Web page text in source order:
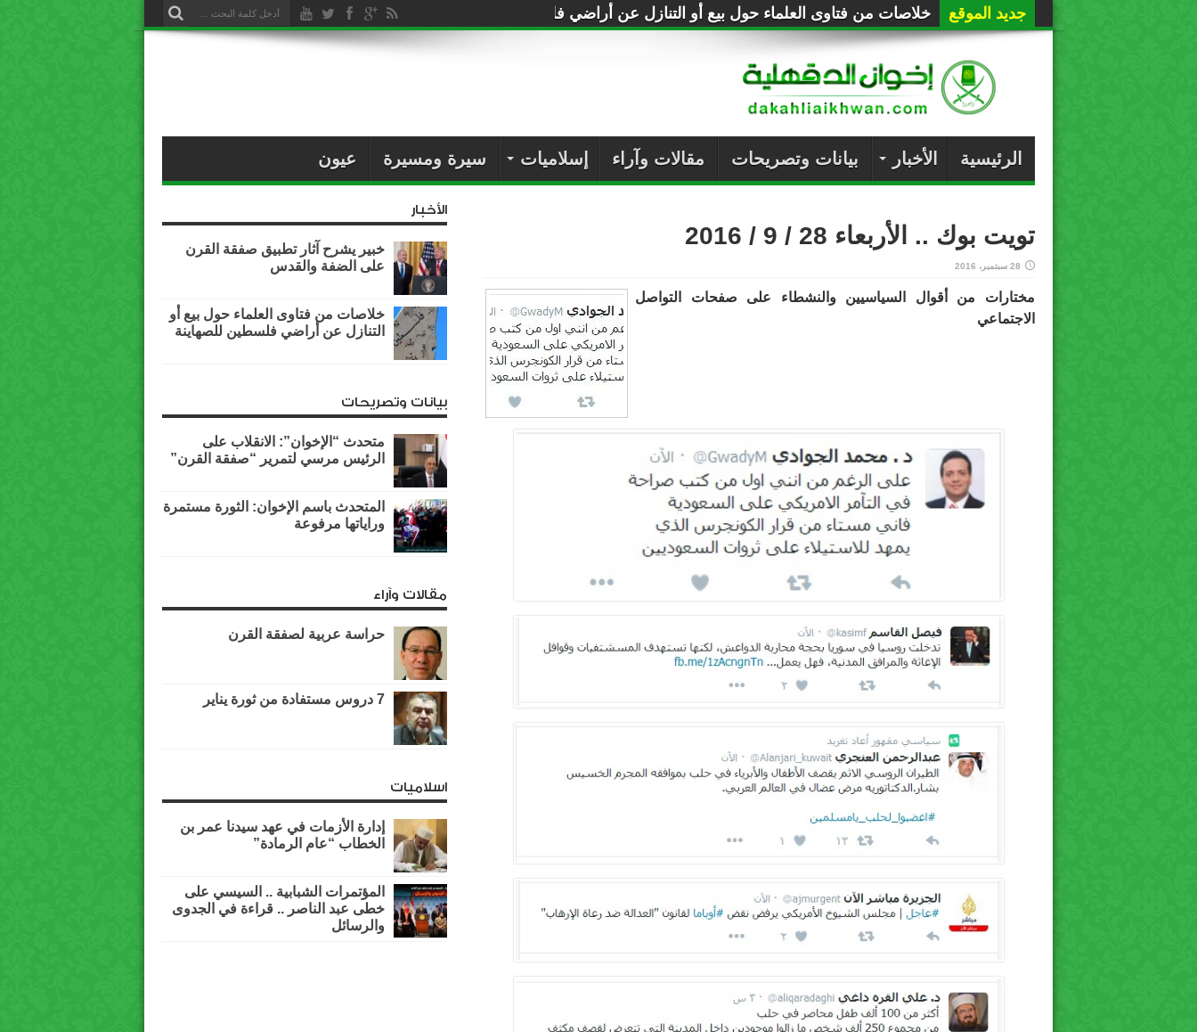
جديد الموقع خلاصات من فتاوى العلماء حول بيع أو التنازل عن أراضي فلسطين للصهاينة
الرئيسية الأخبار بيانات وتصريحات مقالات وآراء إسلاميات سيرة ومسيرة عيون
تويت بوك .. الأربعاء 28 / 9 / 2016
28 سبتمبر، 2016
مختارات من أقوال السياسيين والنشطاء على صفحات التواصل
الاجتماعي
الأخبار
خبير يشرح آثار تطبيق صفقة القرن
على الضفة والقدس
خلاصات من فتاوى العلماء حول بيع أو
التنازل عن أراضي فلسطين للصهاينة
بيانات وتصريحات
متحدث “الإخوان”: الانقلاب على
الرئيس مرسي لتمرير “صفقة القرن”
المتحدث باسم الإخوان: الثورة مستمرة
وراياتها مرفوعة
مقالات وآراء
حراسة عربية لصفقة القرن
7 دروس مستفادة من ثورة يناير
اسلاميات
إدارة الأزمات في عهد سيدنا عمر بن
الخطاب “عام الرمادة”
المؤتمرات الشبابية .. السيسي على
خطى عبد الناصر .. قراءة في الجدوى
والرسائل